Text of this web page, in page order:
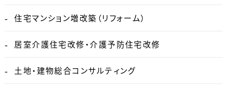
住宅マンション増改築（リフォーム）
居室介護住宅改修・介護予防住宅改修
土地・建物総合コンサルティング